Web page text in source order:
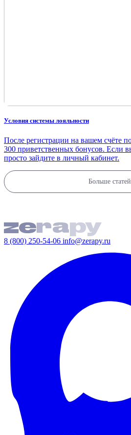
Условия системы лояльности
После регистрации на вашем счёте
300 приветственных бонусов. Если
просто зайдите в личный кабинет.
Больше статей
8 (800) 250-54-06 info@zerapy.ru